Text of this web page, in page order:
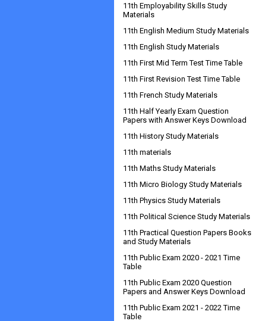
11th Employability Skills Study
Materials
11th English Medium Study Materials
11th English Study Materials
11th First Mid Term Test Time Table
11th First Revision Test Time Table
11th French Study Materials
11th Half Yearly Exam Question
Papers with Answer Keys Download
11th History Study Materials
11th materials
11th Maths Study Materials
11th Micro Biology Study Materials
11th Physics Study Materials
11th Political Science Study Materials
11th Practical Question Papers Books
and Study Materials
11th Public Exam 2020 - 2021 Time
Table
11th Public Exam 2020 Question
Papers and Answer Keys Download
11th Public Exam 2021 - 2022 Time
Table